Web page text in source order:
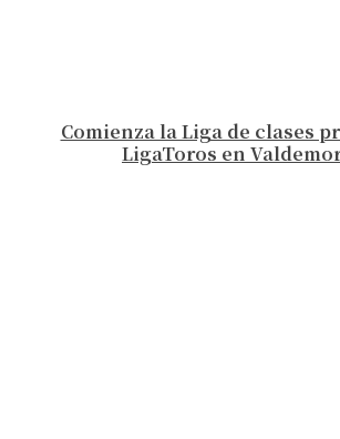
Comienza la Liga de clases
LigaToros en